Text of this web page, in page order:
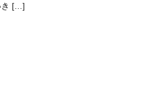
き […]